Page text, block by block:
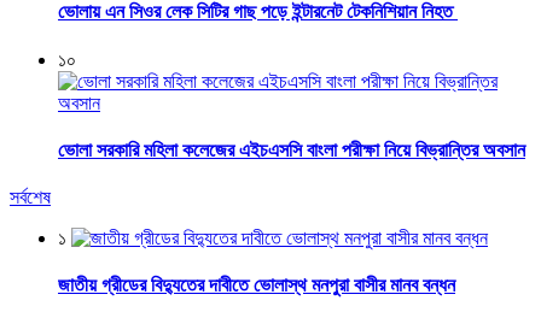
ভোলায় এন সিওর লেক সিটির গাছ পড়ে ইন্টারনেট টেকনিশিয়ান নিহত
১০
ভোলা সরকারি মহিলা কলেজের এইচএসসি বাংলা পরীক্ষা নিয়ে বিভ্রান্তির অবসান
সর্বশেষ
১
জাতীয় গ্রীডের বিদ্যুতের দাবীতে ভোলাস্থ মনপুরা বাসীর মানব বন্ধন